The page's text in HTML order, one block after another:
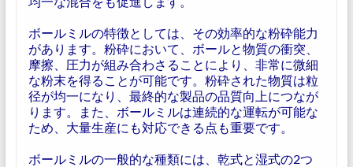
ボールミルの特徴としては、その効率的な粉砕能力
があります。粉砕において、ボールと物質の衝突、
摩擦、圧力が組み合わさることにより、非常に微細
な粉末を得ることが可能です。粉砕された物質は粒
径が均一になり、最終的な製品の品質向上につなが
ります。また、ボールミルは連続的な運転が可能な
ため、大量生産にも対応できる点も重要です。
ボールミルの一般的な種類には、乾式と湿式の2つ